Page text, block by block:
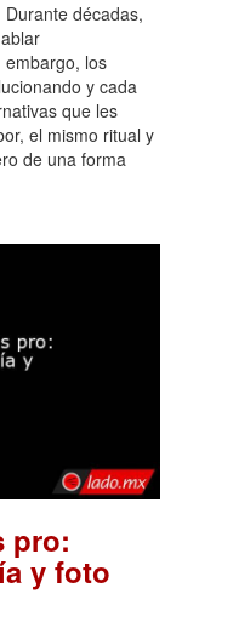
décadas,
embargo, los
y cada
que les
el mismo ritual y
de una forma
pro:
y foto